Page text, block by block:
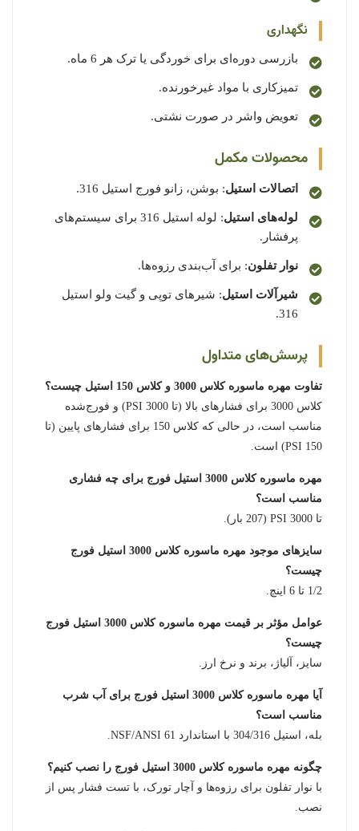
نگهداری
بازرسی دوره‌ای برای خوردگی یا ترک هر 6 ماه.
تمیزکاری با مواد غیرخورنده.
تعویض واشر در صورت نشتی.
محصولات مکمل
اتصالات استیل: بوشن، زانو فورج استیل 316.
لوله‌های استیل
: لوله استیل 316 برای سیستم‌های
پرفشار.
نوار تفلون: برای آب‌بندی رزوه‌ها.
شیرآلات استیل: شیرهای توپی و گیت ولو استیل
316.
پرسش‌های متداول
تفاوت مهره ماسوره کلاس 3000 و کلاس 150 استیل چیست؟
کلاس 3000 برای فشارهای بالا (تا 3000 PSI) و فورج‌شده
مناسب است، در حالی که کلاس 150 برای فشارهای پایین (تا
150 PSI) است.
مهره ماسوره کلاس 3000 استیل فورج برای چه فشاری
مناسب است؟
تا 3000 PSI (207 بار).
سایزهای موجود مهره ماسوره کلاس 3000 استیل فورج
چیست؟
1/2 تا 6 اینچ.
عوامل مؤثر بر قیمت مهره ماسوره کلاس 3000 استیل فورج
چیست؟
سایز، آلیاژ، برند و نرخ ارز.
آیا مهره ماسوره کلاس 3000 استیل فورج برای آب شرب
مناسب است؟
بله، استیل 304/316 با استاندارد NSF/ANSI 61.
چگونه مهره ماسوره کلاس 3000 استیل فورج را نصب کنیم؟
با نوار تفلون برای رزوه‌ها و آچار تورک، با تست فشار پس از
نصب.